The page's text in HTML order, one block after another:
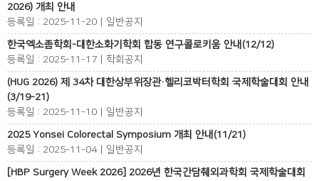
2026) 개최 안내
등록일 : 2025-11-20 | 일반공지
한국엑소좀학회-대한소화기학회 합동 연구콜로키움 안내(12/12)
등록일 : 2025-11-17 | 학회공지
(HUG 2026) 제 34차 대한상부위장관·헬리코박터학회 국제학술대회 안내
(3/19-21)
등록일 : 2025-11-10 | 일반공지
2025 Yonsei Colorectal Symposium 개최 안내(11/21)
등록일 : 2025-11-04 | 일반공지
[HBP Surgery Week 2026] 2026년 한국간담췌외과학회 국제학술대회